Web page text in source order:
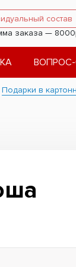
состав
заказа —
Подарки в